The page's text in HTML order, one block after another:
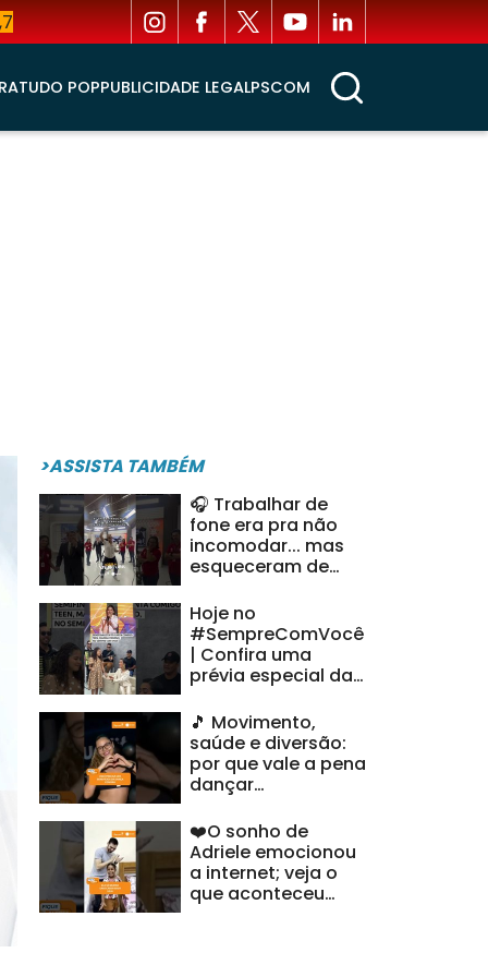
TUDO POPPUBLICIDADE LEGALPSCOM
>ASSISTA TAMBÉM
🎧 Trabalhar de
fone era pra não
incomodar... mas
esqueceram de
#HoraDoVentura
Hoje no
#SempreComVocê
| Confira uma
prévia especial da
alagoana
🎵 Movimento,
saúde e diversão:
por que vale a pena
dançar
❤️O sonho de
Adriele emocionou
a internet; veja o
que aconteceu